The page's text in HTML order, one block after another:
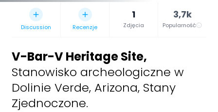
Discussion Recenzje
1
Zdjęcia
3,7k
Popularność
V-Bar-V Heritage Site,
Stanowisko archeologiczne w
Dolinie Verde, Arizona, Stany
Zjednoczone.